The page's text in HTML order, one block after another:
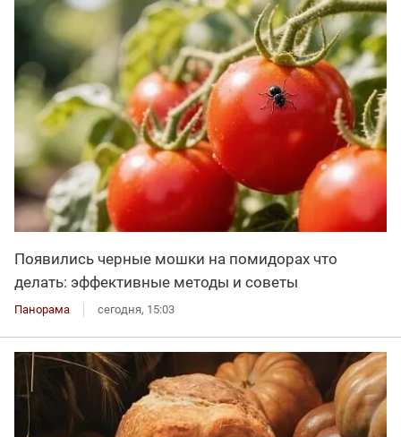
Появились черные мошки на помидорах что
делать: эффективные методы и советы
Панорама сегодня, 15:03